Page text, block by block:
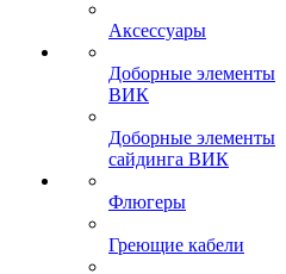
Аксессуары
Доборные элементы
ВИК
Доборные элементы
сайдинга ВИК
Флюгеры
Греющие кабели